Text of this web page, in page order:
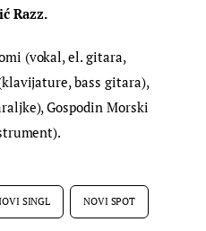
Razz.
(vokal, el. gitara,
bass gitara),
Gospodin Morski
SINGL NOVI SPOT